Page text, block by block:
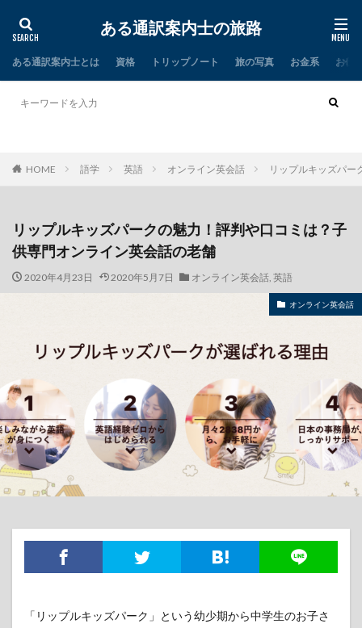
ある通訳案内士の旅路
ある通訳案内士とは 資格 トリップノート 旅の写真 お金系 お仕
HOME 語学 英語 オンライン英会話 リップルキッズパー
リップルキッズパークの魅力！評判や口コミは？子
供専門オンライン英会話の老舗
2020年4月23日 2020年5月7日 オンライン英会話, 英語
オンライン英会話
「リップルキッズパーク」という幼少期から中学生のお子さ